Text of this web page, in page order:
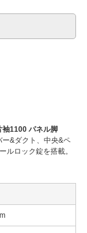
袖1100 パネル脚
&ダクト、中央&ペ
ルロック錠を搭載。